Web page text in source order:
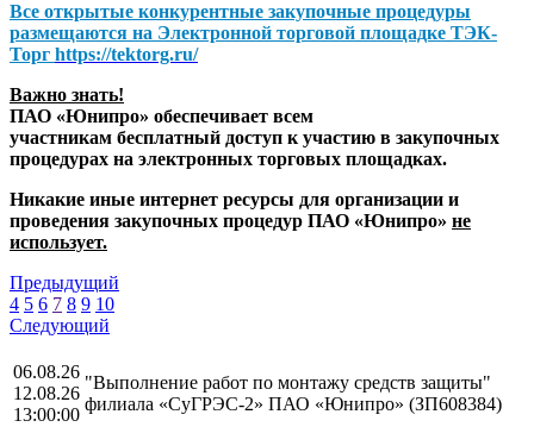
Все открытые конкурентные закупочные процедуры
размещаются на Электронной торговой площадке ТЭК-
Торг https://tektorg.ru/
Важно знать!
ПАО «Юнипро» обеспечивает всем
участникам бесплатный доступ к участию в закупочных
процедурах на электронных торговых площадках.
Никакие иные интернет ресурсы для организации и
проведения закупочных процедур ПАО «Юнипро» не
использует.
Предыдущий
4 5 6 7 8 9 10
Следующий
06.08.26
12.08.26
13:00:00
"Выполнение работ по монтажу средств защиты"
филиала «СуГРЭС-2» ПАО «Юнипро» (ЗП608384)